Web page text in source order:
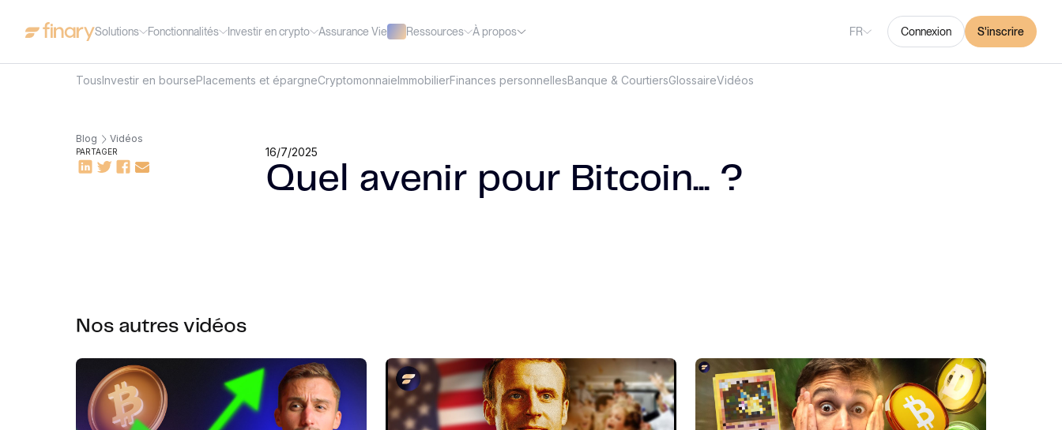
Solutions Fonctionnalités Investir en crypto Assurance Vie Ressources À propos FR Connexion S'inscrire
TousInvestir en boursePlacements et épargneCryptomonnaieImmobilierFinances personnellesBanque & CourtiersGlossaireVidéos
Blog Vidéos
PARTAGER 16/7/2025
Quel avenir pour Bitcoin... ?
Nos autres vidéos